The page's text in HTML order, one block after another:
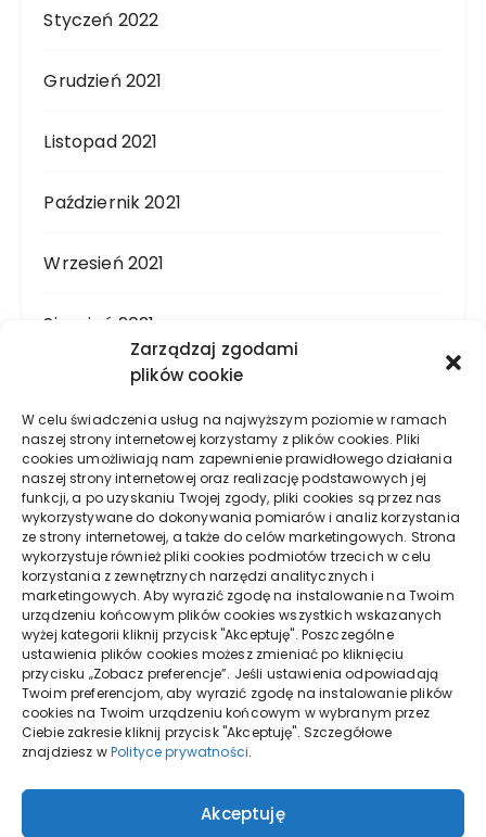
Zarządzaj zgodami
plików cookie
W celu świadczenia usług na najwyższym poziomie w ramach
naszej strony internetowej korzystamy z plików cookies. Pliki
cookies umożliwiają nam zapewnienie prawidłowego działania
naszej strony internetowej oraz realizację podstawowych jej
funkcji, a po uzyskaniu Twojej zgody, pliki cookies są przez nas
wykorzystywane do dokonywania pomiarów i analiz korzystania
ze strony internetowej, a także do celów marketingowych. Strona
wykorzystuje również pliki cookies podmiotów trzecich w celu
korzystania z zewnętrznych narzędzi analitycznych i
marketingowych. Aby wyrazić zgodę na instalowanie na Twoim
urządzeniu końcowym plików cookies wszystkich wskazanych
wyżej kategorii kliknij przycisk "Akceptuję". Poszczególne
ustawienia plików cookies możesz zmieniać po kliknięciu
przycisku „Zobacz preferencje”. Jeśli ustawienia odpowiadają
Twoim preferencjom, aby wyrazić zgodę na instalowanie plików
cookies na Twoim urządzeniu końcowym w wybranym przez
Ciebie zakresie kliknij przycisk "Akceptuję". Szczegółowe
znajdziesz wPolityce prywatności.
Akceptuję
Styczeń 2022
Grudzień 2021
Listopad 2021
Październik 2021
Wrzesień 2021
Sierpień 2021
Lipiec 2021
Czerwiec 2021
Maj 2021
Kwiecień 2021
Marzec 2021